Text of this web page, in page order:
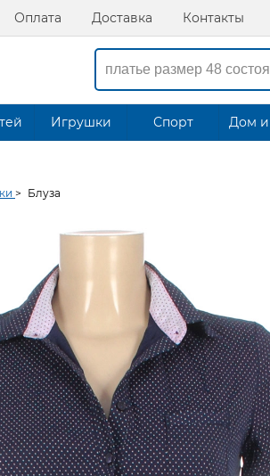
Оплата Доставка Контакты
Игрушки Спорт Дом и
> Блуза